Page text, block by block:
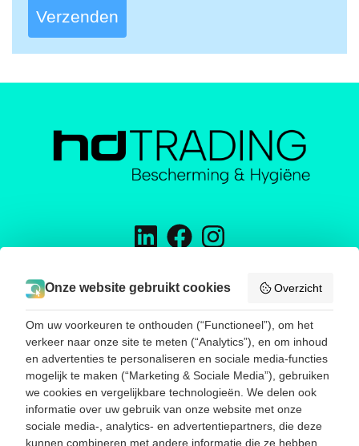
Verzenden
H&D TRADING
Energieweg 16
5145 NW Waalwijk
Telefoon:0031416785188
E-mail:info@hend-trading.com
KVK: 60393173
BTW: NL001786385B67
SNEL NAAR
Onze website gebruikt cookies Overzicht
Om uw voorkeuren te onthouden (“Functioneel”), om het
verkeer naar onze site te meten (“Analytics”), en om inhoud
en advertenties te personaliseren en sociale media-functies
mogelijk te maken (“Marketing & Sociale Media”), gebruiken
we cookies en vergelijkbare technologieën. We delen ook
informatie over uw gebruik van onze website met onze
sociale media-, analytics- en advertentiepartners, die deze
kunnen combineren met andere informatie die ze hebben